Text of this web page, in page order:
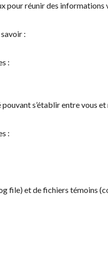
pour réunir des informations
:
:
s’établir entre vous
:
file) et de fichiers témoins